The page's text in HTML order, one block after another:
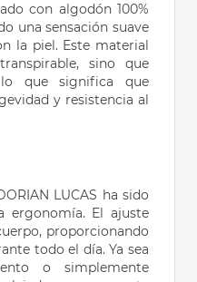
con algodón 100%
una sensación suave
la piel. Este material
sino que
que significa que
y resistencia al
LUCAS ha sido
ergonomía. El ajuste
proporcionando
todo el día. Ya sea
o simplemente